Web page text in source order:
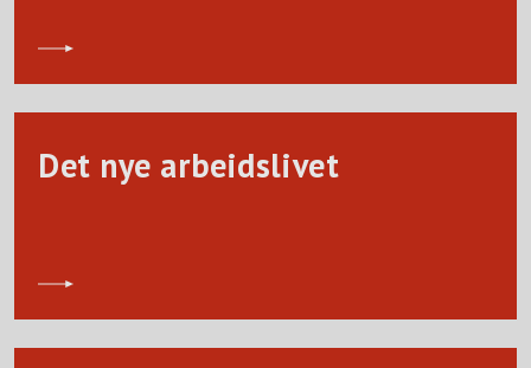
Det nye arbeidslivet